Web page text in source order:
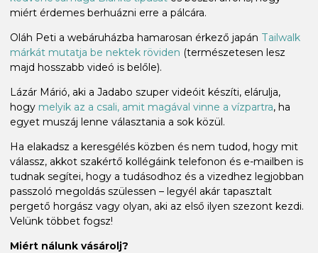
miért érdemes berhuázni erre a pálcára.
Oláh Peti a webáruházba hamarosan érkező japán Tailwalk
márkát mutatja be nektek röviden (természetesen lesz
majd hosszabb videó is belőle).
Lázár Márió, aki a Jadabo szuper videóit készíti, elárulja,
hogy melyik az a csali, amit magával vinne a vízpartra, ha
egyet muszáj lenne választania a sok közül.
Ha elakadsz a keresgélés közben és nem tudod, hogy mit
válassz, akkot szakértő kollégáink telefonon és e-mailben is
tudnak segítei, hogy a tudásodhoz és a vizedhez legjobban
passzoló megoldás szülessen – legyél akár tapasztalt
pergető horgász vagy olyan, aki az első ilyen szezont kezdi.
Velünk többet fogsz!
Miért nálunk vásárolj?